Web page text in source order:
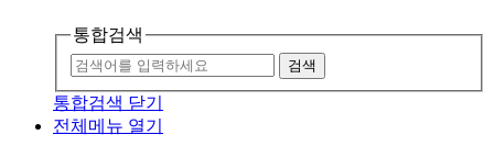
통합검색
검색
통합검색 닫기
전체메뉴 열기